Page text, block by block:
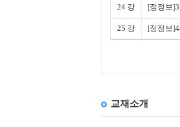
24 강 [정정보
25 강 [정정보
교재소개